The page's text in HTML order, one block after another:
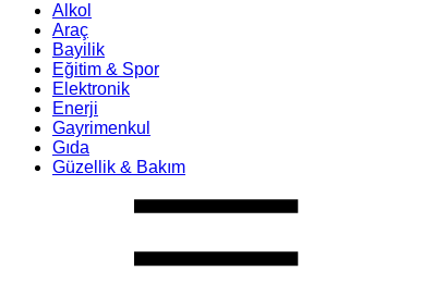
Alkol
Araç
Bayilik
Eğitim & Spor
Elektronik
Enerji
Gayrimenkul
Gıda
Güzellik & Bakım